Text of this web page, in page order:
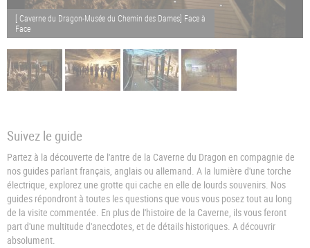
[ Caverne du Dragon-Musée du Chemin des Dames] Face à
Face
Suivez le guide
Partez à la découverte de l'antre de la Caverne du Dragon en compagnie de
nos guides parlant français, anglais ou allemand. A la lumière d'une torche
électrique, explorez une grotte qui cache en elle de lourds souvenirs. Nos
guides répondront à toutes les questions que vous vous posez tout au long
de la visite commentée. En plus de l'histoire de la Caverne, ils vous feront
part d'une multitude d'anecdotes, et de détails historiques. A découvrir
absolument.